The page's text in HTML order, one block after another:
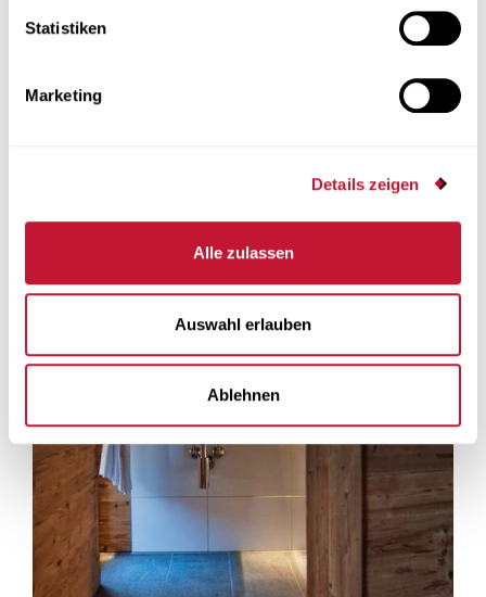
Statistiken
Marketing
Details zeigen
Alle zulassen
Auswahl erlauben
Ablehnen